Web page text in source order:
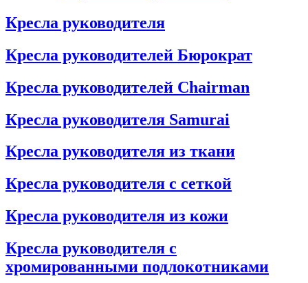
Кресла руководителя
Кресла руководителей Бюрократ
Кресла руководителей Chairman
Кресла руководителя Samurai
Кресла руководителя из ткани
Кресла руководителя с сеткой
Кресла руководителя из кожи
Кресла руководителя с
хромированными подлокотниками